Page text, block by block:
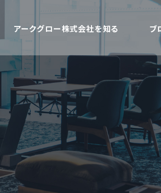
アークグロー株式会社を知る ブ